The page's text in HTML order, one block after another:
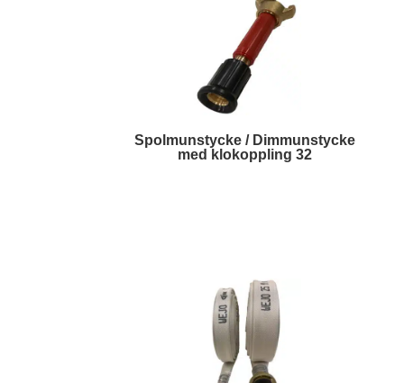
Spolmunstycke / Dimmunstycke
med klokoppling 32